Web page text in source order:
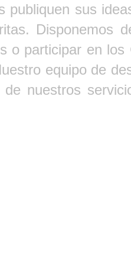
publiquen sus
Disponemos
o participar en
equipo de
de nuestros